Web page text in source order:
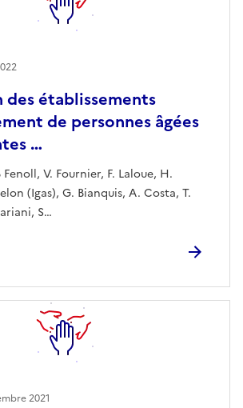
des établissements
de personnes âgées
…
Fenoll, V. Fournier, F. Laloue, H.
(Igas), G. Bianquis, A. Costa, T.
S…
2021